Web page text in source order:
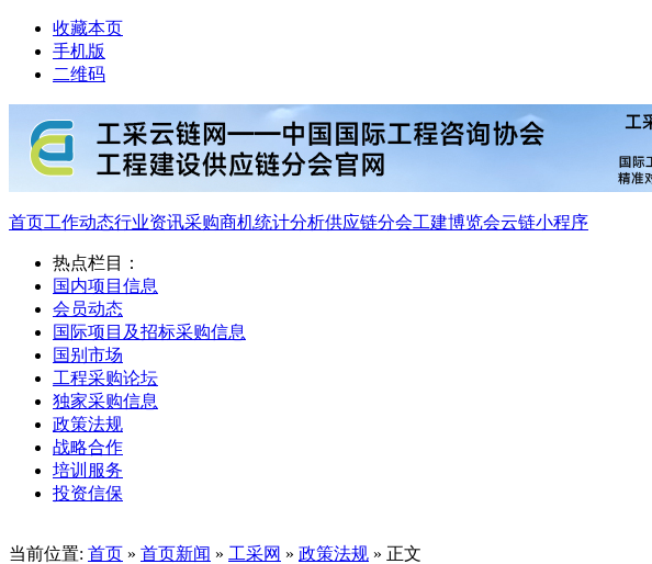
收藏本页
手机版
二维码
首页工作动态行业资讯采购商机统计分析供应链分会工建博览会云链小程序
热点栏目：
国内项目信息
会员动态
国际项目及招标采购信息
国别市场
工程采购论坛
独家采购信息
政策法规
战略合作
培训服务
投资信保
当前位置: 首页 » 首页新闻 » 工采网 » 政策法规 » 正文